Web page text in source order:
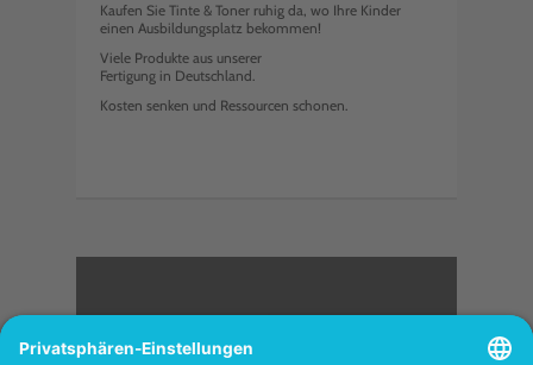
Kaufen Sie Tinte & Toner ruhig da, wo Ihre Kinder
einen Ausbildungsplatz bekommen!
Viele Produkte aus unserer
Fertigung in Deutschland.
Kosten senken und Ressourcen schonen.
<